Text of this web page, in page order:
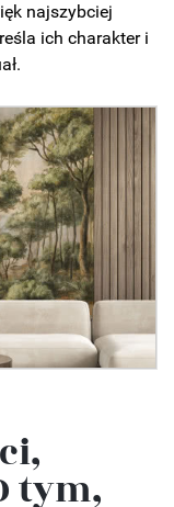
najszybciej
ich charakter i
tym,